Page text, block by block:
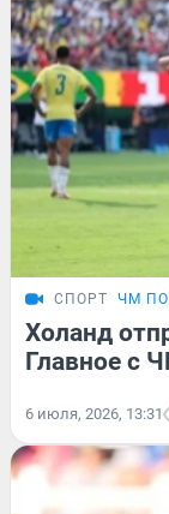
СПОРТ ЧМ ПО
Холанд
Главное с
6 июля, 2026, 13:31